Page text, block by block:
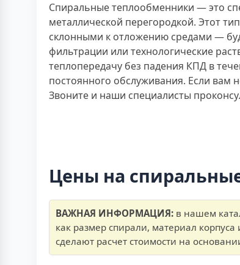
Спиральные теплообменники — это
металлической перегородкой. Этот
склонными к отложению средами —
фильтрации или технологические
теплопередачу без падения КПД в
постоянного обслуживания. Если вам
Звоните и наши специалисты
Цены на
ВАЖНАЯ ИНФОРМАЦИЯ: в нашем
как размер спирали, материал
сделают расчет стоимости на